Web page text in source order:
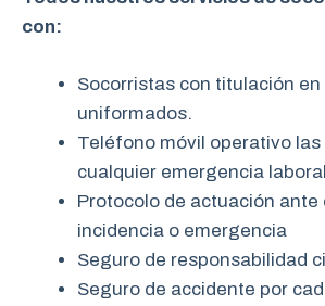
con:
Socorristas con titulación en
uniformados.
Teléfono móvil operativo las
cualquier emergencia
Protocolo de actuación ante
incidencia o emergencia
Seguro de responsabilidad
Seguro de accidente por